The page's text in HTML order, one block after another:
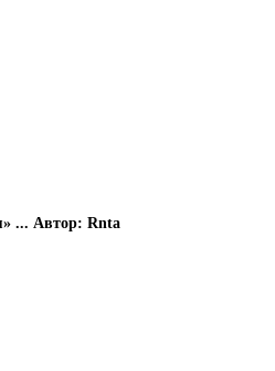
... Автор: Rnta